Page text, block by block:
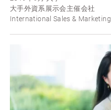
大手外資系展示会主催会社
International Sales & Marketing